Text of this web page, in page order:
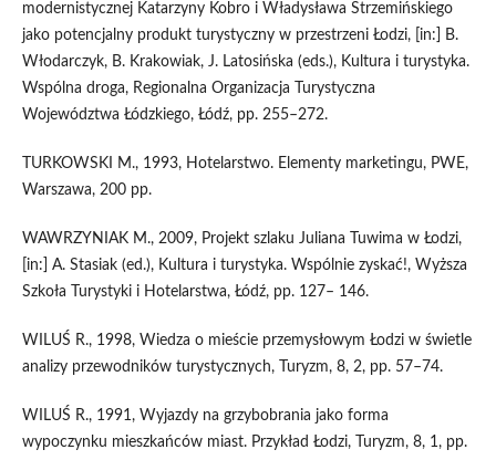
modernistycznej Katarzyny Kobro i Władysława Strzemińskiego
jako potencjalny produkt turystyczny w przestrzeni Łodzi, [in:] B.
Włodarczyk, B. Krakowiak, J. Latosińska (eds.), Kultura i turystyka.
Wspólna droga, Regionalna Organizacja Turystyczna
Województwa Łódzkiego, Łódź, pp. 255–272.
TURKOWSKI M., 1993, Hotelarstwo. Elementy marketingu, PWE,
Warszawa, 200 pp.
WAWRZYNIAK M., 2009, Projekt szlaku Juliana Tuwima w Łodzi,
[in:] A. Stasiak (ed.), Kultura i turystyka. Wspólnie zyskać!, Wyższa
Szkoła Turystyki i Hotelarstwa, Łódź, pp. 127– 146.
WILUŚ R., 1998, Wiedza o mieście przemysłowym Łodzi w świetle
analizy przewodników turystycznych, Turyzm, 8, 2, pp. 57–74.
WILUŚ R., 1991, Wyjazdy na grzybobrania jako forma
wypoczynku mieszkańców miast. Przykład Łodzi, Turyzm, 8, 1, pp.